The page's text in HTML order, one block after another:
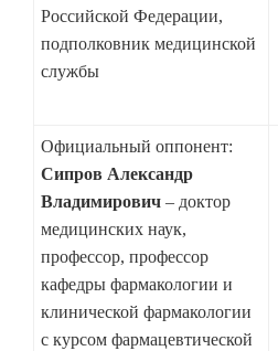
Российской Федерации,
подполковник медицинской
службы
Официальный оппонент:
Сипров Александр
Владимирович – доктор
медицинских наук,
профессор, профессор
кафедры фармакологии и
клинической фармакологии
с курсом фармацевтической